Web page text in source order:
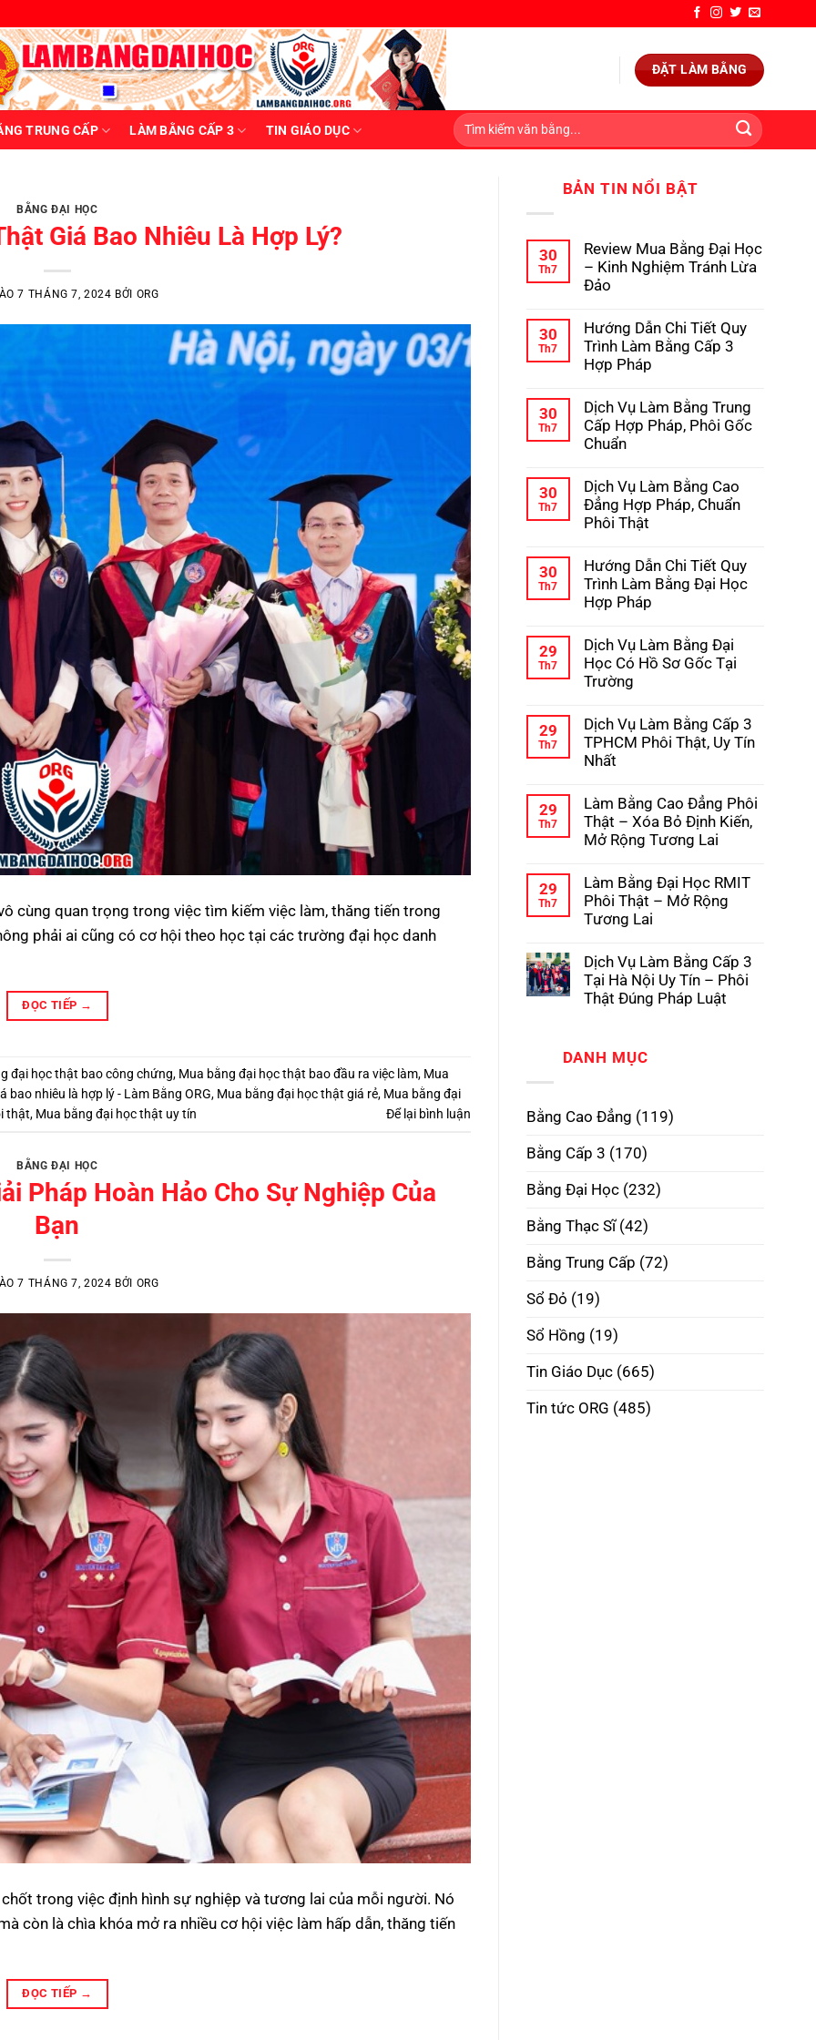
ĐẶT LÀM BẰNG
TRUNG CẤP LÀM BẰNG CẤP 3 TIN GIÁO DỤC
luôn là một mảng xám được bàn tán sôi [...]
ĐỌC TIẾP→
BẰNG ĐẠI HỌC
Giá Bao Nhiêu Là Hợp Lý?
7 THÁNG 7, 2024 BỞI ORG
cùng quan trọng trong việc tìm kiếm việc làm, thăng tiến trong
phải ai cũng có cơ hội theo học tại các trường đại học danh
ĐỌC TIẾP →
đại học thật bao công chứng, Mua bằng đại học thật bao đầu ra việc làm, Mua
bao nhiêu là hợp lý - Làm Bằng ORG, Mua bằng đại học thật giá rẻ, Mua bằng đại
thật, Mua bằng đại học thật uy tín Để lại bình luận
BẰNG ĐẠI HỌC
Pháp Hoàn Hảo Cho Sự Nghiệp Của
Bạn
7 THÁNG 7, 2024 BỞI ORG
trong việc định hình sự nghiệp và tương lai của mỗi người. Nó
còn là chìa khóa mở ra nhiều cơ hội việc làm hấp dẫn, thăng tiến
ĐỌC TIẾP →
BẢN TIN NỔI BẬT
30
Th7
Review Mua Bằng Đại Học
– Kinh Nghiệm Tránh Lừa
Đảo
bình
luận
ở
Review
Đại
Học
–
Kinh
Lừa
Đảo
30
Th7
Hướng Dẫn Chi Tiết Quy
Trình Làm Bằng Cấp 3
Hợp Pháp
bình
luận
ở
Hướng
Tiết
Quy
Trình
Làm
3
Hợp
Pháp
30
Th7
Dịch Vụ Làm Bằng Trung
Cấp Hợp Pháp, Phôi Gốc
Chuẩn
bình
luận
ở
Dịch
Bằng
Trung
Cấp
Hợp
Gốc
Chuẩn
30
Th7
Dịch Vụ Làm Bằng Cao
Đẳng Hợp Pháp, Chuẩn
Phôi Thật
bình
luận
ở
Dịch
Bằng
Cao
Đẳng
Hợp
Phôi
Thật
30
Th7
Hướng Dẫn Chi Tiết Quy
Trình Làm Bằng Đại Học
Hợp Pháp
bình
luận
ở
Hướng
Tiết
Quy
Trình
Làm
Học
Hợp
Pháp
29
Th7
Dịch Vụ Làm Bằng Đại
Học Có Hồ Sơ Gốc Tại
Trường
bình
luận
ở
Dịch
Bằng
Đại
Học
Có
Gốc
Tại
Trường
29
Th7
Dịch Vụ Làm Bằng Cấp 3
TPHCM Phôi Thật, Uy Tín
Nhất
bình
luận
ở
Dịch
Bằng
Cấp
3
TPHCM
Uy
Tín
Nhất
29
Th7
Làm Bằng Cao Đẳng Phôi
Thật – Xóa Bỏ Định Kiến,
Mở Rộng Tương Lai
bình
luận
ở
Làm
Đẳng
Phôi
Thật
Kiến,
Mở
29
Th7
Làm Bằng Đại Học RMIT
Phôi Thật – Mở Rộng
Tương Lai
bình
luận
ở
Làm
RMIT
Phôi
Rộng
Dịch Vụ Làm Bằng Cấp 3
Tại Hà Nội Uy Tín – Phôi
Thật Đúng Pháp Luật
luận
Bằng
3
Tại
Nội
Uy
–
Phôi
Đúng
Pháp
DANH MỤC
Bằng Cao Đẳng (119)
Bằng Cấp 3 (170)
Bằng Đại Học(232)
Bằng Thạc Sĩ(42)
Bằng Trung Cấp (72)
Sổ Đỏ (19)
Sổ Hồng (19)
Tin Giáo Dục(665)
Tin tức ORG (485)